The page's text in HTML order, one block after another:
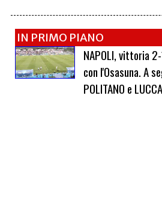
IN PRIMO PIANO
NAPOLI, vittoria
con l'Osasuna. A
POLITANO e LUCCA